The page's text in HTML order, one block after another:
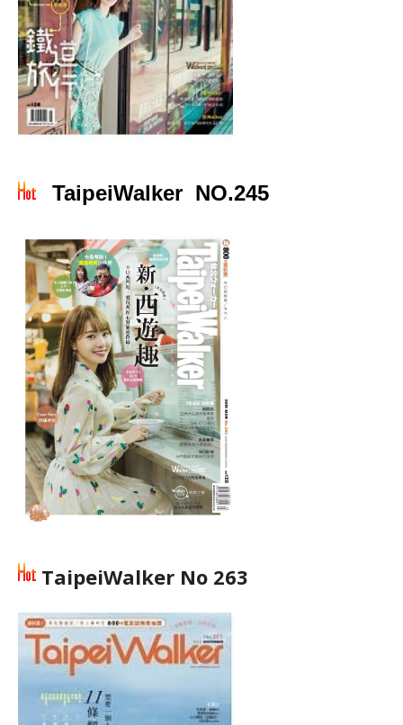
TaipeiWalker NO.245
TaipeiWalker No 263